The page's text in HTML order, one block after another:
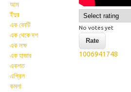
আম
ইঁদুর
এক কোটি
এক থেকে দশ
এক লক্ষ
এক হাজার
একশত
এপ্রিল
কমলা
No votes yet
1006941748